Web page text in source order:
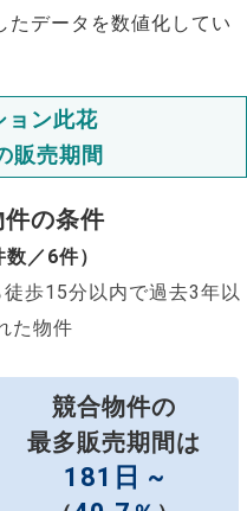
たデータを数値化してい
ョン此花
販売期間
の条件
／6件）
歩15分以内で過去3年以
た物件
競合物件の
最多販売期間は
181日 ~